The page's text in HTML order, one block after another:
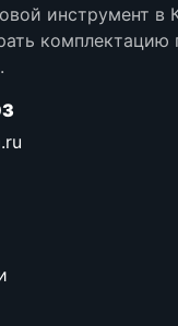
инструмент
комплектацию